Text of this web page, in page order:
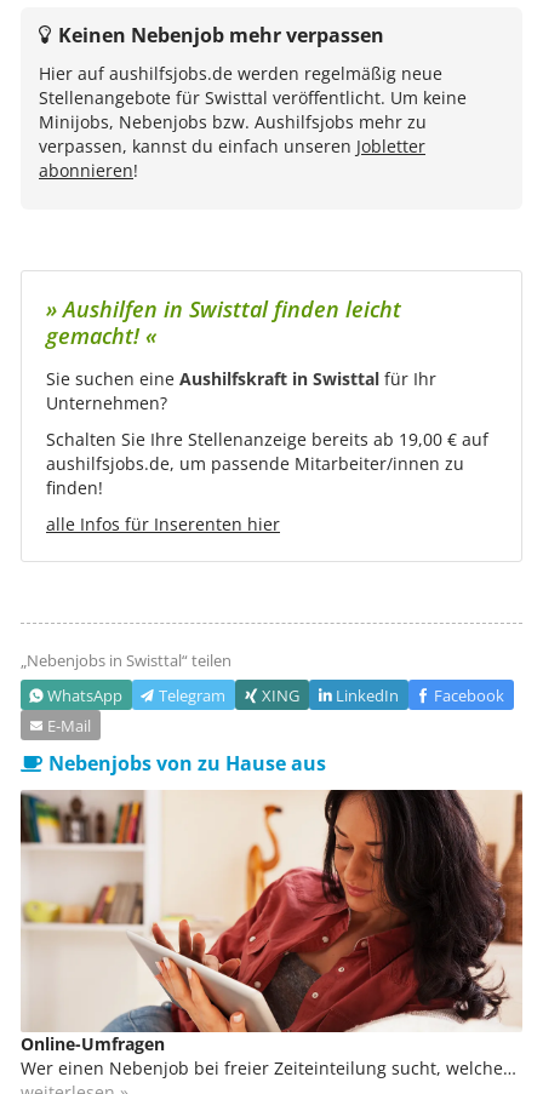
Keinen Nebenjob mehr verpassen
Hier auf aushilfsjobs.de werden regelmäßig neue
Stellenangebote für Swisttal veröffentlicht. Um keine
Minijobs, Nebenjobs bzw. Aushilfsjobs mehr zu
verpassen, kannst du einfach unseren Jobletter
abonnieren!
» Aushilfen in Swisttal finden leicht
gemacht! «
Sie suchen eine Aushilfskraft in Swisttal für Ihr
Unternehmen?
Schalten Sie Ihre Stellenanzeige bereits ab 19,00 € auf
aushilfsjobs.de, um passende Mitarbeiter/innen zu
finden!
alle Infos für Inserenten hier
„Nebenjobs in Swisttal“ teilen
WhatsApp
Telegram XING LinkedIn
Facebook
E‑Mail
Nebenjobs von zu Hause aus
Online-Umfragen
Wer einen Nebenjob bei freier Zeiteinteilung sucht, welcher